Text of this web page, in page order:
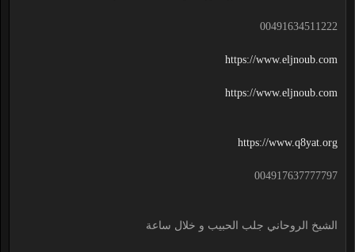
00491634511222
https://www.eljnoub.com
https://www.eljnoub.com
https://www.q8yat.org
004917637777797
الشيخ الروحاني جلب الحبيب و خلال ساعة